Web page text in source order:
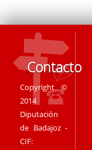
Contacto
Copyright ©
2014
Diputación
de Badajoz -
CIF: